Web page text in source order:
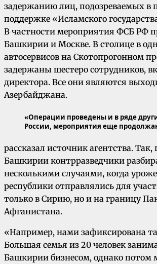
задержанию лиц, подозреваемых в
поддержке «Исламского
В частности мероприятия ФСБ РФ
Башкирии и Москве. В столице в
автосервисов на Скотопрогонном
задержаны шестеро сотрудников,
директора. Все они являются
Азербайджана.
«Операции проведены и в ряде
России, мероприятия еще
рассказал источник агентства. Так,
Башкирии контрразведчики
несколькими случаями, когда
республики отправлялись для
только в Сирию, но и на границу
Афганистана.
«Например, нами зафиксирована
Большая семья из 20 человек
Башкирии бизнесом, однако